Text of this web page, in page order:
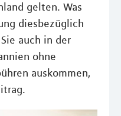
gelten. Was
diesbezüglich
auch in der
ohne
auskommen,